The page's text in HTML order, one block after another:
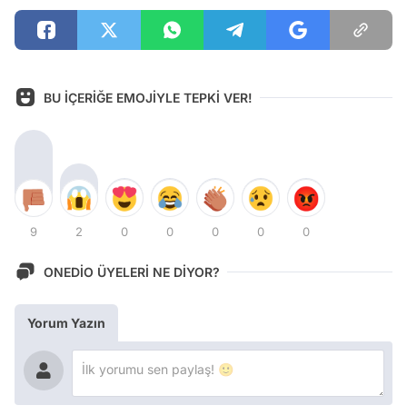
BU İÇERİĞE EMOJİYLE TEPKİ VER!
9 2 0 0 0 0 0
ONEDİO ÜYELERİ NE DİYOR?
Yorum Yazın